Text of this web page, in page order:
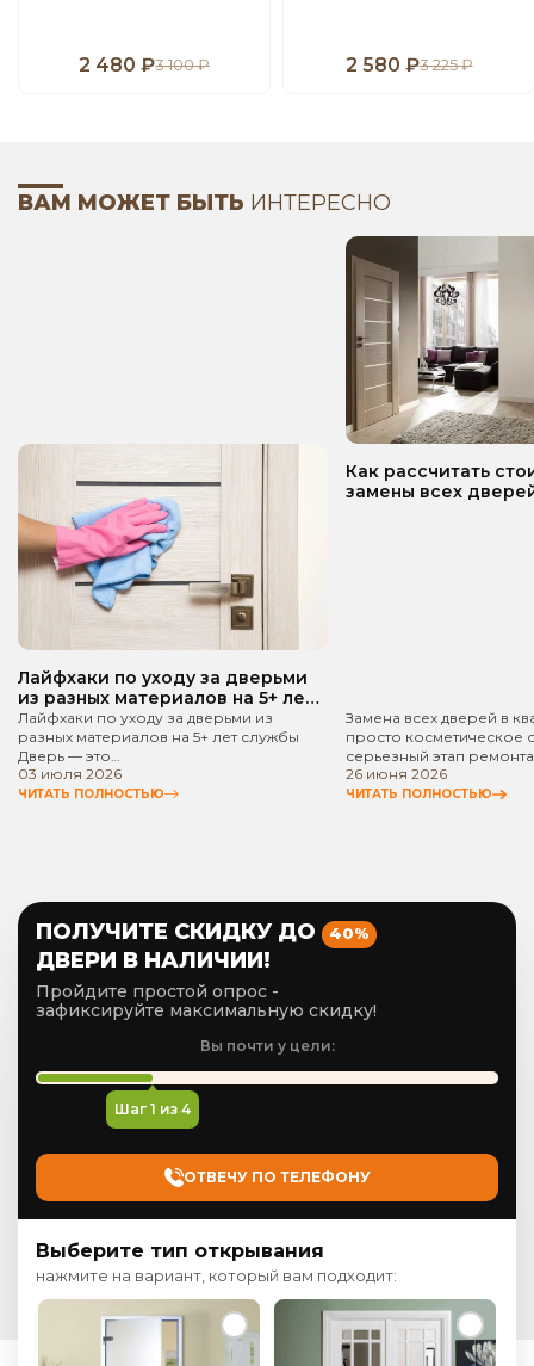
2 480 ₽3 100 ₽ 2 580 ₽3 225 ₽
ВАМ МОЖЕТ БЫТЬ ИНТЕРЕСНО
Лайфхаки по уходу за дверьми
из разных материалов на 5+ лет
службы
Лайфхаки по уходу за дверьми из
разных материалов на 5+ лет службы
Дверь — это…
03 июля 2026
ЧИТАТЬ ПОЛНОСТЬЮ
Как рассчитать
замены всех
Замена всех дверей в
просто косметическое
серьезный этап
26 июня 2026
ЧИТАТЬ ПОЛНОСТЬЮ
ПОЛУЧИТЕ СКИДКУ ДО 40%
ДВЕРИ В НАЛИЧИИ!
Пройдите простой опрос -
зафиксируйте максимальную скидку!
Вы почти у цели:
Шаг 1 из 4
ОТВЕЧУ ПО ТЕЛЕФОНУ
Выберите тип открывания
нажмите на вариант, который вам подходит: